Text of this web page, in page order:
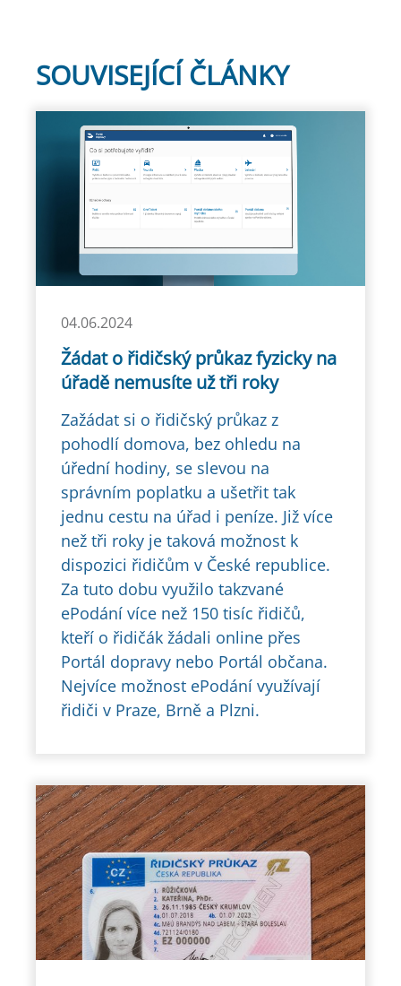
SOUVISEJÍCÍ ČLÁNKY
04.06.2024
Žádat o řidičský průkaz fyzicky na
úřadě nemusíte už tři roky
Zažádat si o řidičský průkaz z
pohodlí domova, bez ohledu na
úřední hodiny, se slevou na
správním poplatku a ušetřit tak
jednu cestu na úřad i peníze. Již více
než tři roky je taková možnost k
dispozici řidičům v České republice.
Za tuto dobu využilo takzvané
ePodání více než 150 tisíc řidičů,
kteří o řidičák žádali online přes
Portál dopravy nebo Portál občana.
Nejvíce možnost ePodání využívají
řidiči v Praze, Brně a Plzni.